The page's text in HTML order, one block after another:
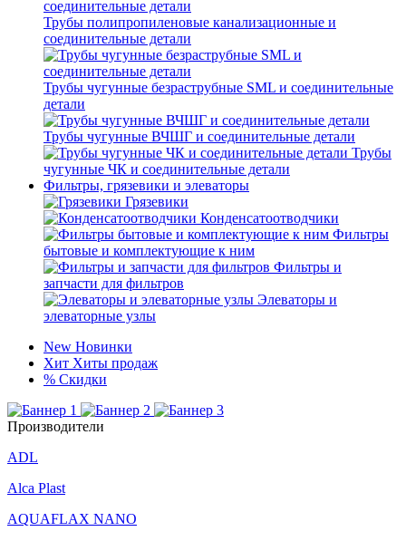
Трубы полипропиленовые канализационные и
соединительные детали
Трубы чугунные безраструбные SML и соединительные
детали
Трубы чугунные ВЧШГ и соединительные детали
Трубы
чугунные ЧК и соединительные детали
Фильтры, грязевики и элеваторы
Грязевики
Конденсатоотводчики
Фильтры
бытовые и комплектующие к ним
Фильтры и
запчасти для фильтров
Элеваторы и
элеваторные узлы
New Новинки
Хит Хиты продаж
% Скидки
Производители
ADL
Alca Plast
AQUAFLAX NANO